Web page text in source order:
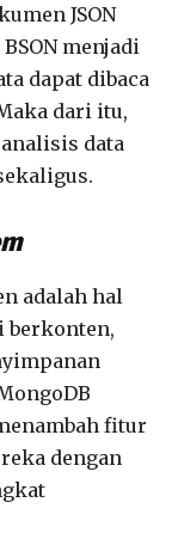
JSON
menjadi
dapat dibaca
dari itu,
data
adalah hal
berkonten,
fitur
dengan